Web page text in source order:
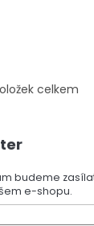
O
a
c
í
celkem
budeme
e-shopu.